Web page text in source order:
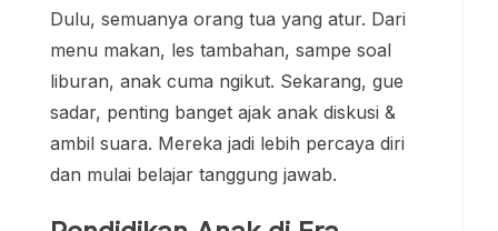
Pendidikan Anak di Era
Digital: Tantangan &
Solusinya
Jujur aja, tantangan era digital tuh nyata
gadget, sosial media, TikTok, dan bahkan